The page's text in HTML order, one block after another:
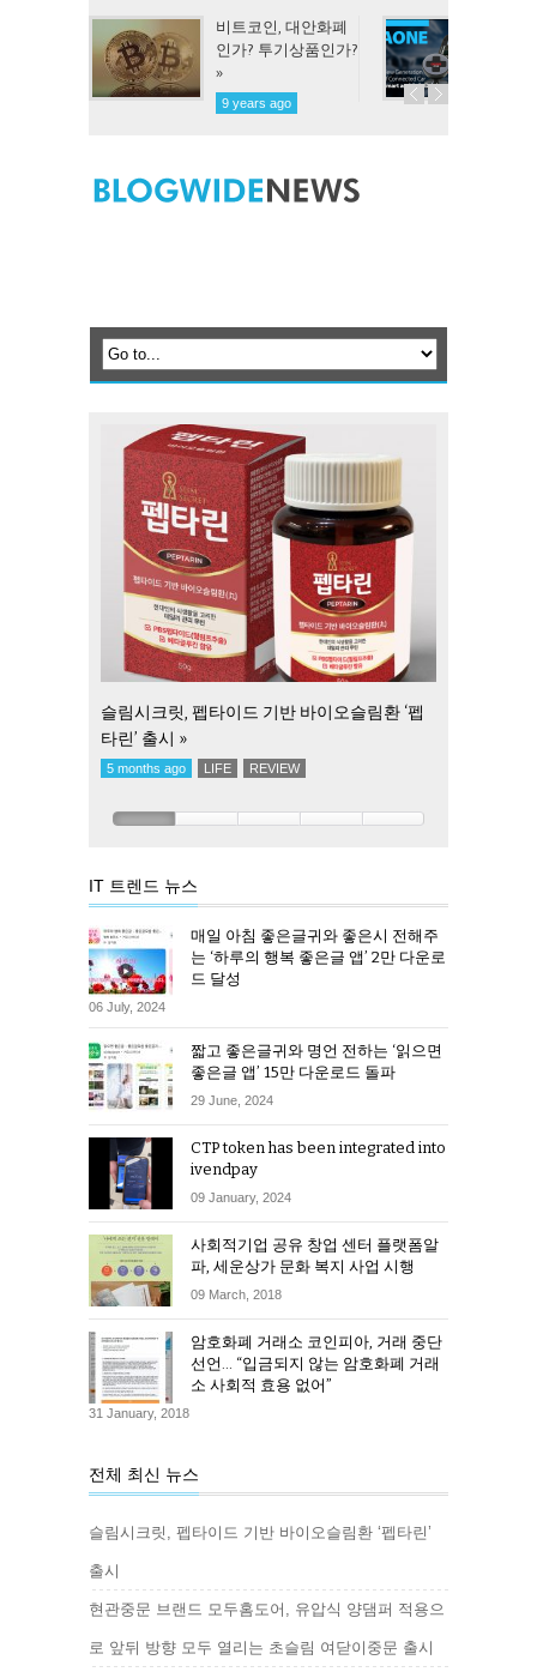
트코인, 대안화폐
가? 투기상품인가?
ADAS 탑재해 스마
트카 기능 사용할 수
있는 한양정보 »
10 years ago
슬림시크릿, 펩타이드 기반 바이오슬림환 ‘펩
타린’ 출시 »
5 months ago LIFE REVIEW
IT 트렌드 뉴스
매일 아침 좋은글귀와 좋은시 전해주
는 ‘하루의 행복 좋은글 앱’ 2만 다운로
드 달성
06 July, 2024
짧고 좋은글귀와 명언 전하는 ‘읽으면
좋은글 앱’ 15만 다운로드 돌파
29 June, 2024
CTP token has been integrated into
ivendpay
09 January, 2024
사회적기업 공유 창업 센터 플랫폼알
파, 세운상가 문화 복지 사업 시행
09 March, 2018
암호화폐 거래소 코인피아, 거래 중단
선언… “입금되지 않는 암호화폐 거래
소 사회적 효용 없어”
31 January, 2018
전체 최신 뉴스
슬림시크릿, 펩타이드 기반 바이오슬림환 ‘펩타린’
출시
현관중문 브랜드 모두홈도어, 유압식 양댐퍼 적용으
로 앞뒤 방향 모두 열리는 초슬림 여닫이중문 출시